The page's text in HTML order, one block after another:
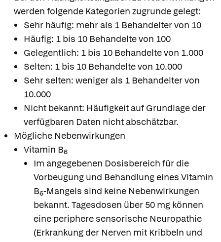
werden folgende Kategorien zugrunde gelegt:
Sehr häufig: mehr als 1 Behandelter von 10
Häufig: 1 bis 10 Behandelte von 100
Gelegentlich: 1 bis 10 Behandelte von 1.000
Selten: 1 bis 10 Behandelte von 10.000
Sehr selten: weniger als 1 Behandelter von
10.000
Nicht bekannt: Häufigkeit auf Grundlage der
verfügbaren Daten nicht abschätzbar.
Mögliche Nebenwirkungen
Vitamin B6
Im angegebenen Dosisbereich für die
Vorbeugung und Behandlung eines Vitamin
B6-Mangels sind keine Nebenwirkungen
bekannt. Tagesdosen über 50 mg können
eine periphere sensorische Neuropathie
(Erkrankung der Nerven mit Kribbeln und